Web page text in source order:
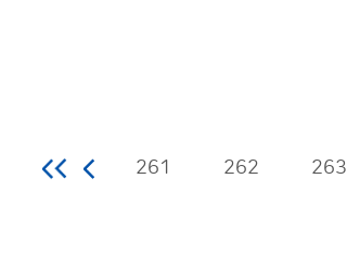
261 262 263